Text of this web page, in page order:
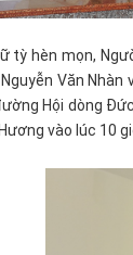
tỳ hèn mọn,
Nguyễn Văn
Hội dòng
vào lúc 10